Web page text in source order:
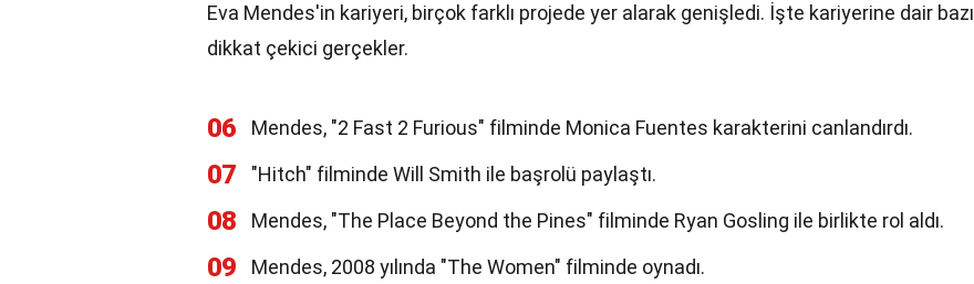
Eva Mendes'in kariyeri, birçok farklı projede yer alarak genişledi. İşte kariyerine dair bazı
dikkat çekici gerçekler.
06 Mendes, "2 Fast 2 Furious" filminde Monica Fuentes karakterini canlandırdı.
07 "Hitch" filminde Will Smith ile başrolü paylaştı.
08 Mendes, "The Place Beyond the Pines" filminde Ryan Gosling ile birlikte rol aldı.
09 Mendes, 2008 yılında "The Women" filminde oynadı.